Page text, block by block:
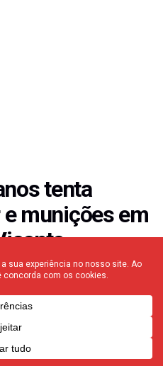
tenta
munições em